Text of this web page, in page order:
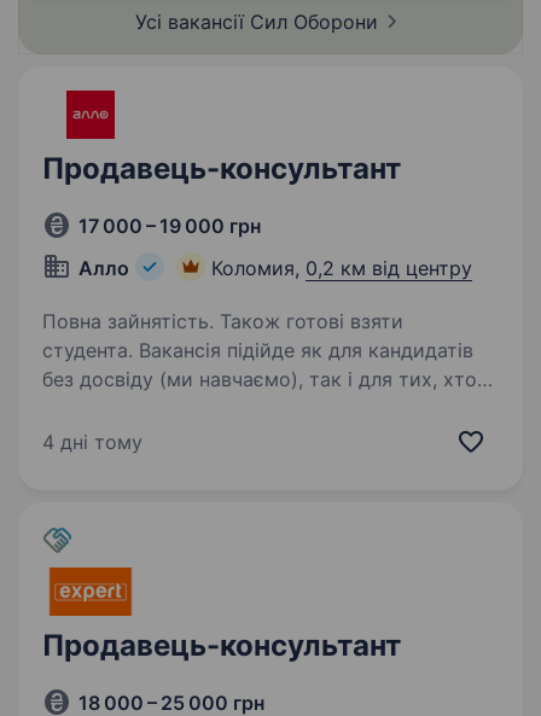
Усі вакансії Сил Оборони
Продавець-консультант
17 000 – 19 000 грн
Алло
Коломия, 0,2 км від центру
Повна зайнятість. Також готові взяти
студента. Вакансія підійде як для кандидатів
без досвіду (ми навчаємо), так і для тих, хто
випадку ви зможете швидше адаптуватись і
4 дні тому
Продавець-консультант
18 000 – 25 000 грн